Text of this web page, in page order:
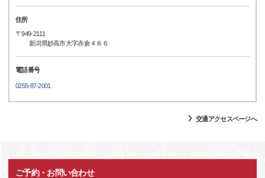
住所
〒949-2111
新潟県妙高市大字赤倉４８６
電話番号
0255-87-2001
交通アクセスページへ
ご予約・お問い合わせ